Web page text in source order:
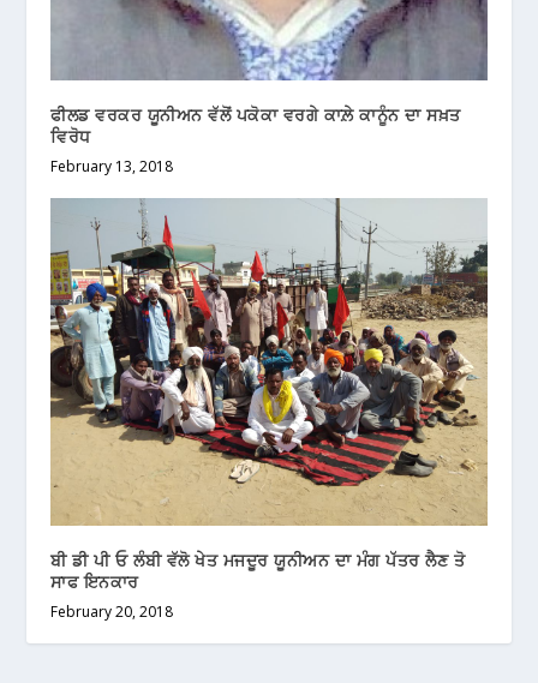
ਫੀਲਡ ਵਰਕਰ ਯੂਨੀਅਨ ਵੱਲੋਂ ਪਕੋਕਾ ਵਰਗੇ ਕਾਲ਼ੇ ਕਾਨੂੰਨ ਦਾ ਸਖ਼ਤ
ਵਿਰੋਧ
February 13, 2018
ਬੀ ਡੀ ਪੀ ਓ ਲੰਬੀ ਵੱਲੋ ਖੇਤ ਮਜਦੂਰ ਯੂਨੀਅਨ ਦਾ ਮੰਗ ਪੱਤਰ ਲੈਣ ਤੋ
ਸਾਫ ਇਨਕਾਰ
February 20, 2018